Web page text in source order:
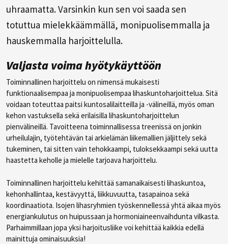
uhraamatta. Varsinkin kun sen voi saada sen
totuttua mielekkäämmällä, monipuolisemmalla ja
hauskemmalla harjoittelulla.
Valjasta voima hyötykäyttöön
Toiminnallinen harjoittelu on nimensä mukaisesti
funktionaalisempaa ja monipuolisempaa lihaskuntoharjoittelua. Sitä
voidaan toteuttaa paitsi kuntosalilaitteilla ja -välineillä, myös oman
kehon vastuksella sekä erilaisilla lihaskuntoharjoittelun
pienvälineillä. Tavoitteena toiminnallisessa treenissä on jonkin
urheilulajin, työtehtävän tai arkielämän liikemallien jäljittely sekä
tukeminen, tai sitten vain tehokkaampi, tuloksekkaampi sekä uutta
haastetta keholle ja mielelle tarjoava harjoittelu.
Toiminnallinen harjoittelu kehittää samanaikaisesti lihaskuntoa,
kehonhallintaa, kestävyyttä, liikkuvuutta, tasapainoa sekä
koordinaatiota. Isojen lihasryhmien työskennellessä yhtä aikaa myös
energiankulutus on huipussaan ja hormoniaineenvaihdunta vilkasta.
Parhaimmillaan jopa yksi harjoitusliike voi kehittää kaikkia edellä
mainittuja ominaisuuksia!